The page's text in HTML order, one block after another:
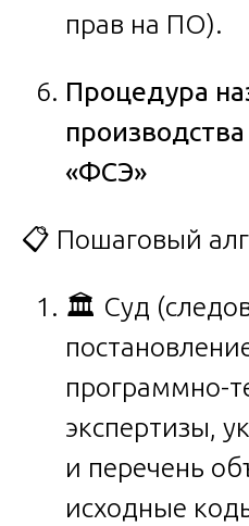
прав на ПО).
Процедура
«ФСЭ»
📋 Пошаговый
🏛️ Суд
программно-
экспертизы,
и перечень
исходные